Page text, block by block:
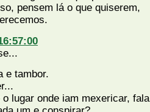
pensem lá o que quiserem,
e tambor.
o lugar onde iam mexericar,